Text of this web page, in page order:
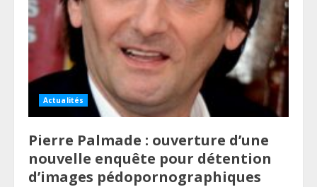
Actualités
Pierre Palmade : ouverture d’une
nouvelle enquête pour détention
d’images pédopornographiques